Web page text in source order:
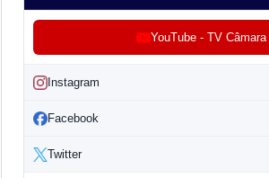
YouTube - TV Câmara
Instagram
Facebook
Twitter